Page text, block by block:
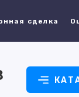
сделка